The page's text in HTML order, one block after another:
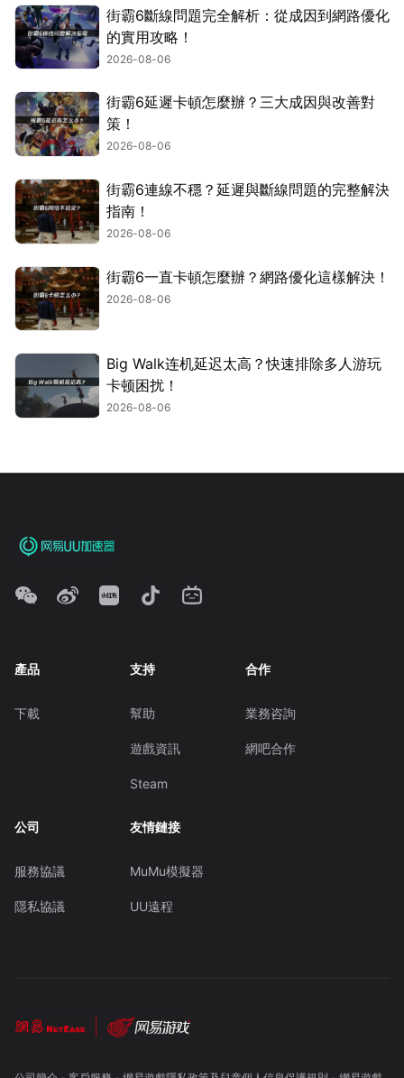
街霸6斷線問題完全解析：從成因到網路優化
的實用攻略！
2026-08-06
街霸6延遲卡頓怎麼辦？三大成因與改善對
策！
2026-08-06
街霸6連線不穩？延遲與斷線問題的完整解決
指南！
2026-08-06
街霸6一直卡頓怎麼辦？網路優化這樣解決！
2026-08-06
Big Walk连机延迟太高？快速排除多人游玩
卡顿困扰！
2026-08-06
產品
下載
支持
幫助
遊戲資訊
Steam
合作
業務咨詢
網吧合作
公司
服務協議
隱私協議
友情鏈接
MuMu模擬器
UU遠程